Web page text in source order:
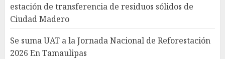
estación de transferencia de residuos sólidos de
Ciudad Madero
Se suma UAT a la Jornada Nacional de Reforestación
2026 En Tamaulipas